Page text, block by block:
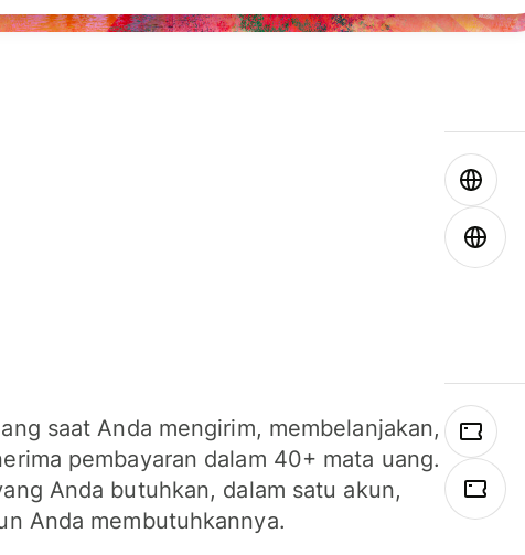
saat Anda mengirim, membelanjakan,
pembayaran dalam 40+ mata uang.
Anda butuhkan, dalam satu akun,
Anda membutuhkannya.